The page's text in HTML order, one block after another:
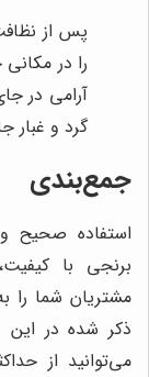
پس از
را در
آرامی در
گرد و غبار
جمع‌بندی
استفاده صحیح
برنجی با
مشتریان شما را
ذکر شده در این
می‌توانید از